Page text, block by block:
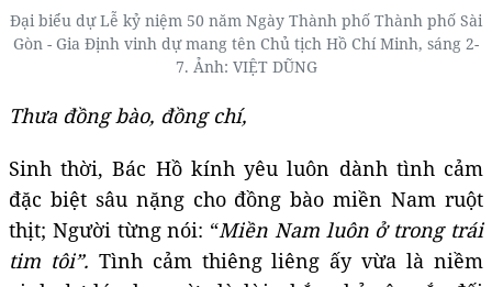
Đại biểu dự Lễ kỷ niệm 50 năm Ngày Thành phố Thành phố Sài
Gòn - Gia Định vinh dự mang tên Chủ tịch Hồ Chí Minh, sáng 2-
7. Ảnh: VIỆT DŨNG
Thưa đồng bào, đồng chí,
Sinh thời, Bác Hồ kính yêu luôn dành tình cảm
đặc biệt sâu nặng cho đồng bào miền Nam ruột
thịt; Người từng nói: “Miền Nam luônởtrong trái
tim tôi”. Tình cảm thiêng liêng ấy vừa là niềm